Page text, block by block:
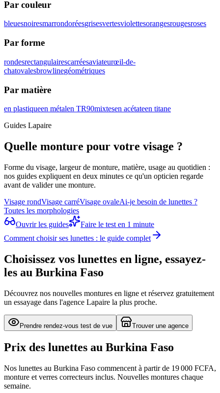
Par couleur
bleuesnoiresmarrondoréesgrisesvertesviolettesorangesrougesroses
Par forme
rondesrectangulairescarréesaviateurœil-de-
chatovalesbrowlinegéométriques
Par matière
en plastiqueen métalen TR90mixtesen acétateen titane
Guides Lapaire
Quelle monture pour votre visage ?
Forme du visage, largeur de monture, matière, usage au quotidien :
nos guides expliquent en deux minutes ce qu'un opticien regarde
avant de valider une monture.
Visage rondVisage carréVisage ovaleAi-je besoin de lunettes ?
Toutes les morphologies
Ouvrir les guides
Faire le test en 1 minute
Comment choisir ses lunettes : le guide complet
Choisissez vos lunettes en ligne, essayez-
les au Burkina Faso
Découvrez nos nouvelles montures en ligne et réservez gratuitement
un essayage dans l'agence Lapaire la plus proche.
Prendre rendez-vous test de vue Trouver une agence
Prix des lunettes au Burkina Faso
Nos lunettes au Burkina Faso commencent à partir de 19 000 FCFA,
monture et verres correcteurs inclus. Nouvelles montures chaque
semaine.